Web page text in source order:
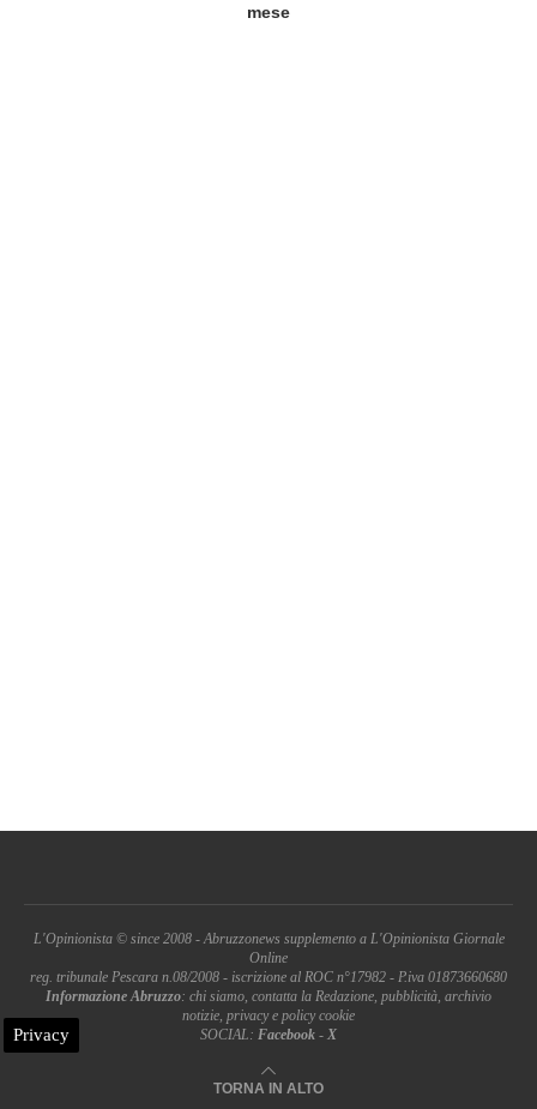
mese
L'Opinionista © since 2008 - Abruzzonews supplemento a L'Opinionista Giornale
Online
reg. tribunale Pescara n.08/2008 - iscrizione al ROC n°17982 - P.iva 01873660680
Informazione Abruzzo: chi siamo, contatta la Redazione, pubblicità, archivio
notizie, privacy e policy cookie
SOCIAL: Facebook - X
Privacy
TORNA IN ALTO